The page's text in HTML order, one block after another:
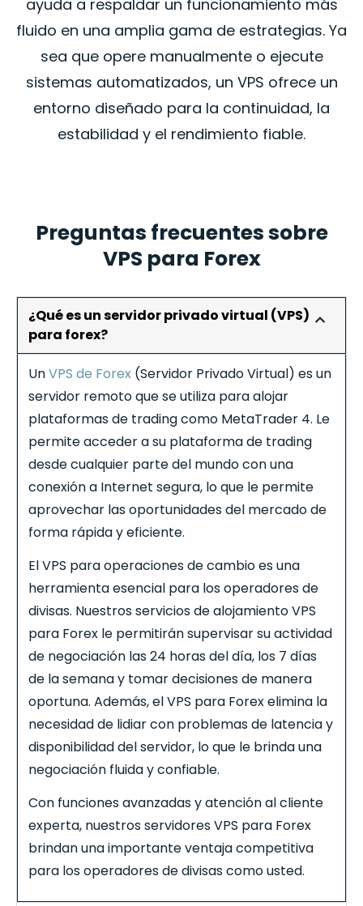
ayuda a respaldar un funcionamiento más
fluido en una amplia gama de estrategias. Ya
sea que opere manualmente o ejecute
sistemas automatizados, un VPS ofrece un
entorno diseñado para la continuidad, la
estabilidad y el rendimiento fiable.
Preguntas frecuentes sobre
VPS para Forex
¿Qué es un servidor privado virtual (VPS)
para forex?
UnVPS de Forex (Servidor Privado Virtual) es un
servidor remoto que se utiliza para alojar
plataformas de trading como MetaTrader 4. Le
permite acceder a su plataforma de trading
desde cualquier parte del mundo con una
conexión a Internet segura, lo que le permite
aprovechar las oportunidades del mercado de
forma rápida y eficiente.
El VPS para operaciones de cambio es una
herramienta esencial para los operadores de
divisas. Nuestros servicios de alojamiento VPS
para Forex le permitirán supervisar su actividad
de negociación las 24 horas del día, los 7 días
de la semana y tomar decisiones de manera
oportuna. Además, el VPS para Forexelimina la
necesidad de lidiar con problemas de latencia y
disponibilidad del servidor, lo que le brinda una
negociación fluida y confiable.
Con funciones avanzadas y atención al cliente
experta, nuestros servidores VPS para Forex
brindan una importante ventaja competitiva
para los operadores de divisas como usted.